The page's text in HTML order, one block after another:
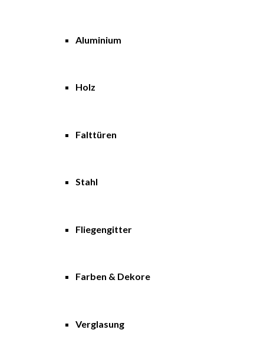
Aluminium
Holz
Falttüren
Stahl
Fliegengitter
Farben & Dekore
Verglasung